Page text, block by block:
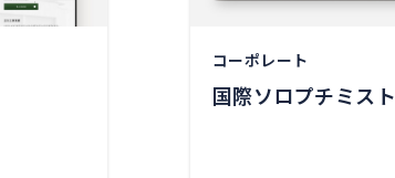
コーポレート
国際ソロプチミスト